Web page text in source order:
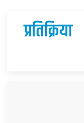
प्रतिक्रिया